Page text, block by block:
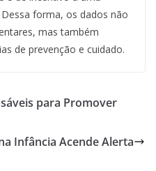
forma, os dados não
mas também
de prevenção e cuidado.
para Promover
Infância Acende Alerta